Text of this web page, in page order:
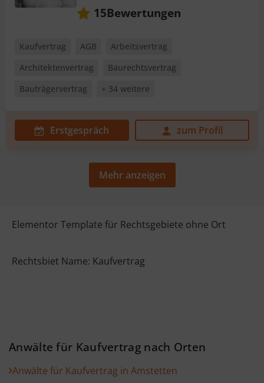
15Bewertungen
Kaufvertrag AGB
Arbeitsvertrag
Architektenvertrag
Baurechtsvertrag
Bauträgervertrag
+ 34 weitere
Erstgespräch zum Profil
Mehr anzeigen
Elementor Template für Rechtsgebiete ohne Ort
Rechtsbiet Name: Kaufvertrag
Anwälte für Kaufvertrag nach Orten
Anwälte für Kaufvertrag in Amstetten